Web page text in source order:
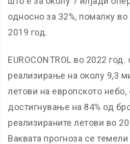
односно за 32%, помалку
2019 год.
EUROCONTROL во 2022 год.
реализирање на околу 9,3
летови на европското
достигнување на 84% од
реализираните летови во
Ваквата прогноза се